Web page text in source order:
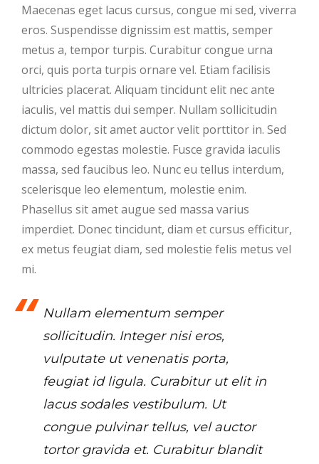
Maecenas eget lacus cursus, congue mi sed, viverra
eros. Suspendisse dignissim est mattis, semper
metus a, tempor turpis. Curabitur congue urna
orci, quis porta turpis ornare vel. Etiam facilisis
ultricies placerat. Aliquam tincidunt elit nec ante
iaculis, vel mattis dui semper. Nullam sollicitudin
dictum dolor, sit amet auctor velit porttitor in. Sed
commodo egestas molestie. Fusce gravida iaculis
massa, sed faucibus leo. Nunc eu tellus interdum,
scelerisque leo elementum, molestie enim.
Phasellus sit amet augue sed massa varius
imperdiet. Donec tincidunt, diam et cursus efficitur,
ex metus feugiat diam, sed molestie felis metus vel
mi.
Nullam elementum semper
sollicitudin. Integer nisi eros,
vulputate ut venenatis porta,
feugiat id ligula. Curabitur ut elit in
lacus sodales vestibulum. Ut
congue pulvinar tellus, vel auctor
tortor gravida et. Curabitur blandit